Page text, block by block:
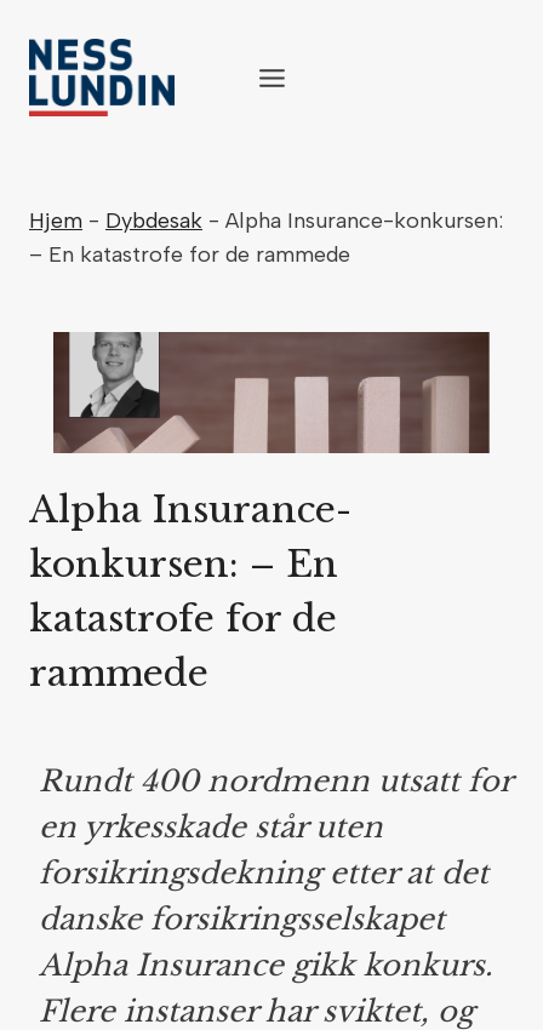
content
Hjem - Dybdesak - Alpha Insurance-konkursen:
– En katastrofe for de rammede
Alpha Insurance-
konkursen: – En
katastrofe for de
rammede
Rundt 400 nordmenn utsatt for
en yrkesskade står uten
forsikringsdekning etter at det
danske forsikringsselskapet
Alpha Insurance gikk konkurs.
Flere instanser har sviktet, og